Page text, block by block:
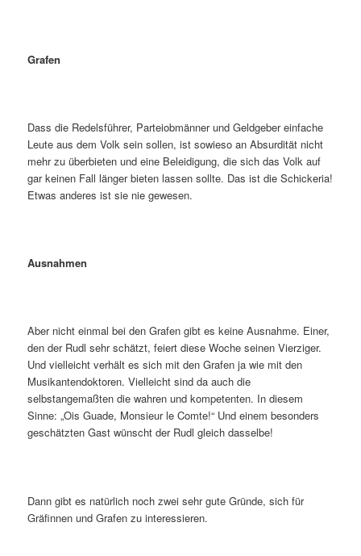
Grafen
Dass die Redelsführer, Parteiobmänner und Geldgeber einfache
Leute aus dem Volk sein sollen, ist sowieso an Absurdität nicht
mehr zu überbieten und eine Beleidigung, die sich das Volk auf
gar keinen Fall länger bieten lassen sollte. Das ist die Schickeria!
Etwas anderes ist sie nie gewesen.
Ausnahmen
Aber nicht einmal bei den Grafen gibt es keine Ausnahme. Einer,
den der Rudl sehr schätzt, feiert diese Woche seinen Vierziger.
Und vielleicht verhält es sich mit den Grafen ja wie mit den
Musikantendoktoren. Vielleicht sind da auch die
selbstangemaßten die wahren und kompetenten. In diesem
Sinne: „Ois Guade, Monsieur le Comte!“ Und einem besonders
geschätzten Gast wünscht der Rudl gleich dasselbe!
Dann gibt es natürlich noch zwei sehr gute Gründe, sich für
Gräfinnen und Grafen zu interessieren.